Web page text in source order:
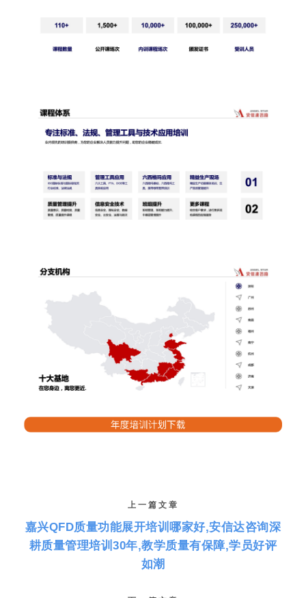
上一篇文章
嘉兴QFD质量功能展开培训哪家好,安信达咨询深
耕质量管理培训30年,教学质量有保障,学员好评
如潮